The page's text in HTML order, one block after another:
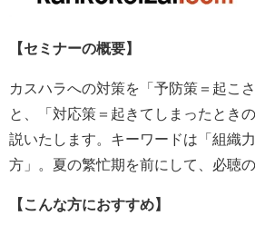
【セミナーの概要】
カスハラへの対策を「予防策＝起こ
と、「対応策＝起きてしまったとき
説いたします。キーワードは「組織
方」。夏の繁忙期を前にして、必聴の
【こんな方におすすめ】